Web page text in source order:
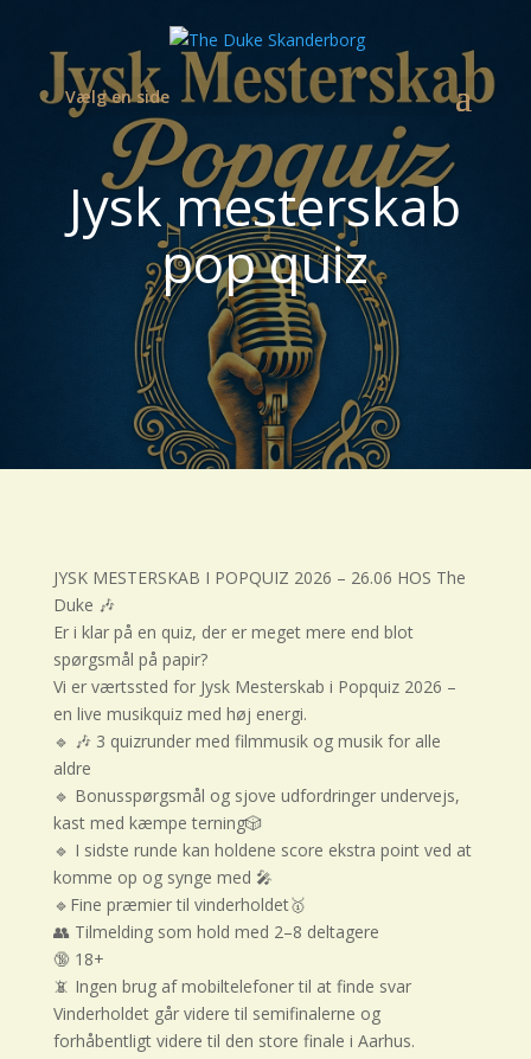
Vælg en side
Jysk mesterskab
pop quiz
JYSK MESTERSKAB I POPQUIZ 2026 – 26.06 HOS The
Duke 🎶
Er i klar på en quiz, der er meget mere end blot
spørgsmål på papir?
Vi er værtssted for Jysk Mesterskab i Popquiz 2026 –
en live musikquiz med høj energi.
🔹 🎶 3 quizrunder med filmmusik og musik for alle
aldre
🔹 Bonusspørgsmål og sjove udfordringer undervejs,
kast med kæmpe terning🎲
🔹 I sidste runde kan holdene score ekstra point ved at
komme op og synge med 🎤
🔹Fine præmier til vinderholdet🥇
👥 Tilmelding som hold med 2–8 deltagere
🔞 18+
📵 Ingen brug af mobiltelefoner til at finde svar
Vinderholdet går videre til semifinalerne og
forhåbentligt videre til den store finale i Aarhus.